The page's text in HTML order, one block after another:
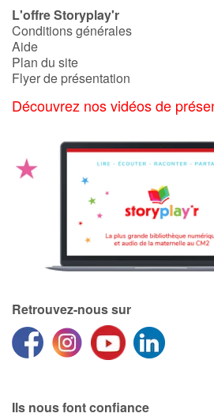
Dyslexie, troubles de la lecture
Nos listes de lecture
Les plus lus
Coups de coeur
L'offre Storyplay'r
Conditions générales
Aide
Plan du site
Flyer de présentation
Découvrez nos vidéos de
Retrouvez-nous sur
Ils nous font confiance